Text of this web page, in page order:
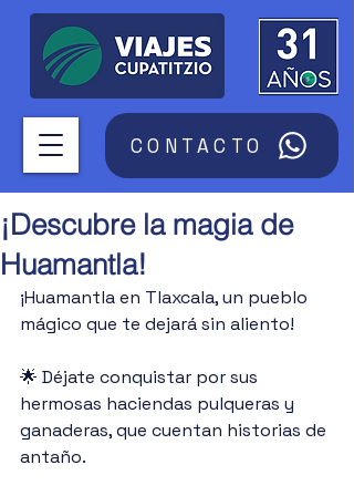
CONTACTO
¡Descubre la magia de
Huamantla!
¡Huamantla en Tlaxcala, un pueblo
mágico que te dejará sin aliento!
🌟 Déjate conquistar por sus
hermosas haciendas pulqueras y
ganaderas, que cuentan historias de
antaño.